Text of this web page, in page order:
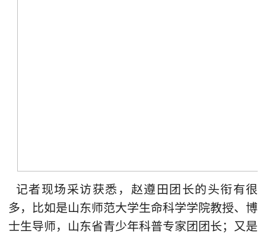
记者现场采访获悉，赵遵田团长的头衔有很
多，比如是山东师范大学生命科学学院教授、博
士生导师，山东省青少年科普专家团团长；又是